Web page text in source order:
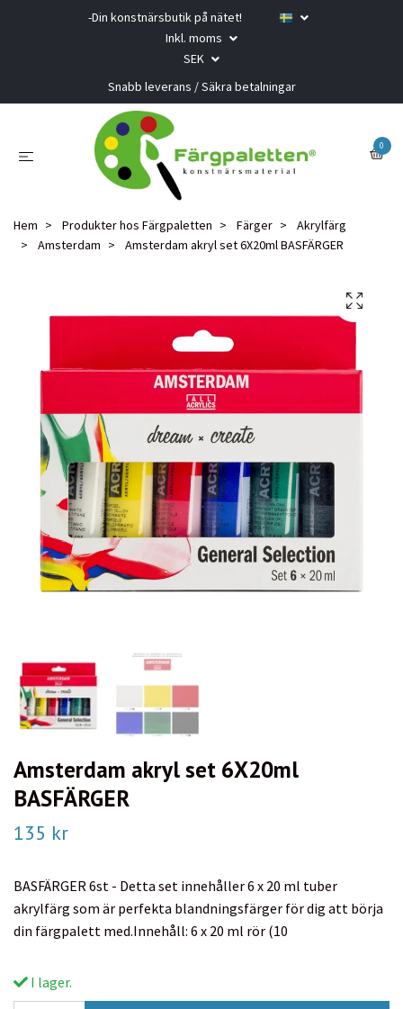
-Din konstnärsbutik på nätet!
Inkl. moms
SEK
Snabb leverans / Säkra betalningar
0
Hem Produkter hos Färgpaletten Färger
Akrylfärg
Amsterdam
Amsterdam akryl set 6X20ml BASFÄRGER
Amsterdam akryl set 6X20ml
BASFÄRGER
135 kr
BASFÄRGER 6st - Detta set innehåller 6 x 20 ml tuber
akrylfärg som är perfekta blandningsfärger för dig att börja
din färgpalett med.Innehåll: 6 x 20 ml rör (10
I lager.